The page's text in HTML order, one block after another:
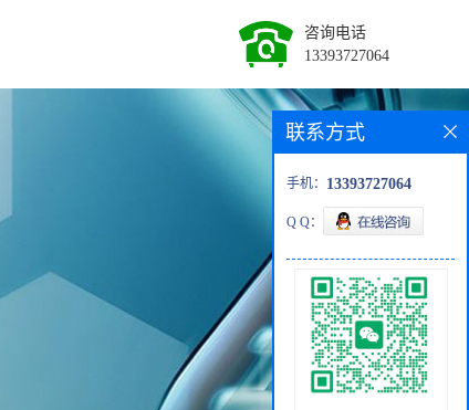
咨询电话
13393727064
联系方式
手机： 13393727064
Q Q：